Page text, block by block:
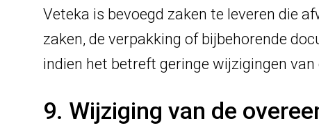
Veteka is bevoegd zaken te leveren die
zaken, de verpakking of bijbehorende
indien het betreft geringe wijzigingen
9. Wijziging van de